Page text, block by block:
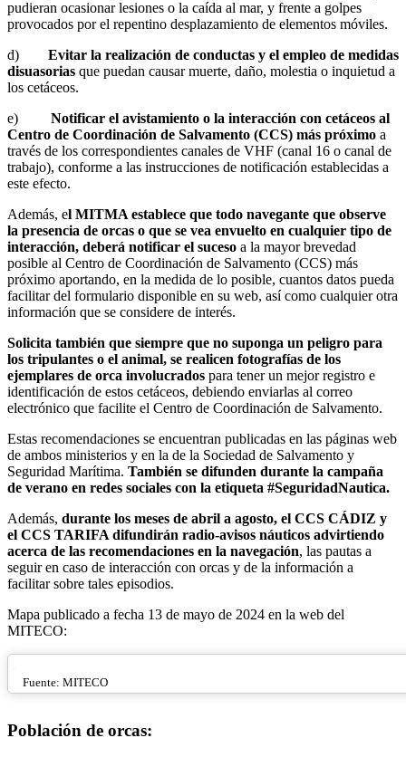
pudieran ocasionar lesiones o la caída al mar, y frente a golpes
provocados por el repentino desplazamiento de elementos móviles.
d)
Evitar la realización de conductas y el empleo de medidas
disuasorias que puedan causar muerte, daño, molestia o inquietud a
los cetáceos.
e)
Notificar el avistamiento o la interacción con cetáceos al
Centro de Coordinación de Salvamento (CCS) más próximo a
través de los correspondientes canales de VHF (canal 16 o canal de
trabajo), conforme a las instrucciones de notificación establecidas a
este efecto.
Además, el MITMA establece que todo navegante que observe
la presencia de orcas o que se vea envuelto en cualquier tipo de
interacción, deberá notificar el suceso a la mayor brevedad
posible al Centro de Coordinación de Salvamento (CCS) más
próximo aportando, en la medida de lo posible, cuantos datos pueda
facilitar del formulario disponible en su web, así como cualquier otra
información que se considere de interés.
Solicita también que siempre que no suponga un peligro para
los tripulantes o el animal, se realicen fotografías de los
ejemplares de orca involucrados para tener un mejor registro e
identificación de estos cetáceos, debiendo enviarlas al correo
electrónico que facilite el Centro de Coordinación de Salvamento.
Estas recomendaciones se encuentran publicadas en las páginas web
de ambos ministerios y en la de la Sociedad de Salvamento y
Seguridad Marítima. También se difunden durante la campaña
de verano en redes sociales con la etiqueta #SeguridadNautica.
Además, durante los meses de abril a agosto, el CCS CÁDIZ y
el CCS TARIFA difundirán radio-avisos náuticos advirtiendo
acerca de las recomendaciones en la navegación, las pautas a
seguir en caso de interacción con orcas y de la información a
facilitar sobre tales episodios.
Mapa publicado a fecha 13 de mayo de 2024 en la web del
MITECO:
Fuente: MITECO
Población de orcas: